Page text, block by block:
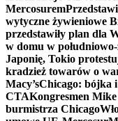
Mercosurem
wytyczne żywieniowe
przedstawiły plan dla
w domu w
Japonię, Tokio
kradzież towarów o
Macy’sChicago: bójka
CTAKongresmen Mike
burmistrza Chicago